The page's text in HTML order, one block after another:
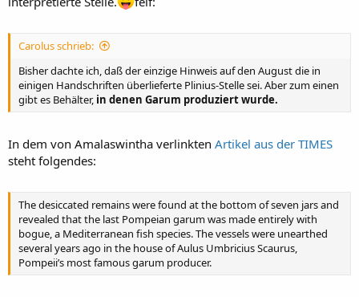
Carolus schrieb:
Bisher dachte ich, daß der einzige Hinweis auf den August die in
einigen Handschriften überlieferte Plinius-Stelle sei. Aber zum einen
gibt es Behälter, in denen Garum produziert wurde.
In dem von Amalaswintha verlinkten Artikel aus der TIMES
steht folgendes:
The desiccated remains were found at the bottom of seven jars and
revealed that the last Pompeian garum was made entirely with
bogue, a Mediterranean fish species. The vessels were unearthed
several years ago in the house of Aulus Umbricius Scaurus,
Pompeii’s most famous garum producer.